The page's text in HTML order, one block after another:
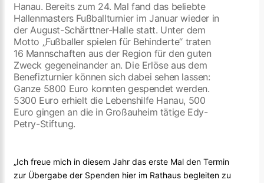
Hanau. Bereits zum 24. Mal fand das beliebte
Hallenmasters Fußballturnier im Januar wieder in
der August-Schärttner-Halle statt. Unter dem
Motto „Fußballer spielen für Behinderte“ traten
16 Mannschaften aus der Region für den guten
Zweck gegeneinander an. Die Erlöse aus dem
Benefizturnier können sich dabei sehen lassen:
Ganze 5800 Euro konnten gespendet werden.
5300 Euro erhielt die Lebenshilfe Hanau, 500
Euro gingen an die in Großauheim tätige Edy-
Petry-Stiftung.
„Ich freue mich in diesem Jahr das erste Mal den Termin
zur Übergabe der Spenden hier im Rathaus begleiten zu